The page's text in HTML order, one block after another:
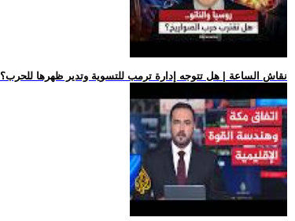
.. نقاش الساعة | هل تتوجه إدارة ترمب للتسوية وتدير ظهرها للحرب؟